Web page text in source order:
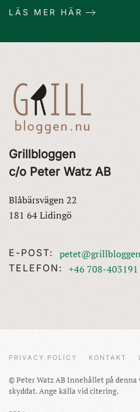
LÄS MER HÄR
Grillbloggen
c/o Peter Watz AB
Blåbärsvägen 22
181 64 Lidingö
E-POST:
TELEFON: +46 708-403191
© Peter Watz AB Innehållet på
skyddat. Ange källa vid citering.
PRIVACY POLICY KONTAKT